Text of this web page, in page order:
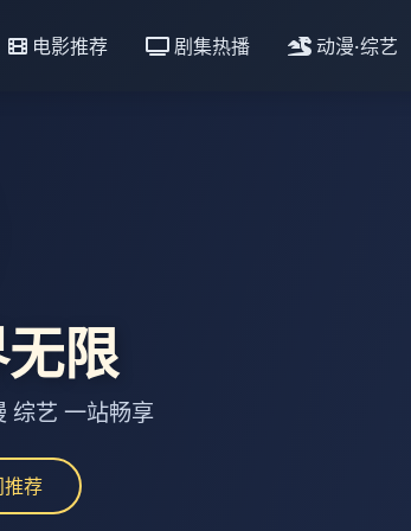
电影推荐 剧集热播 动漫·综艺
限
综艺 一站畅享
荐